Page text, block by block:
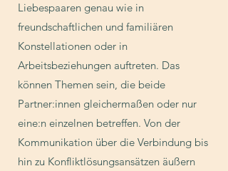
Liebespaaren genau wie in
freundschaftlichen und familiären
Konstellationen oder in
Arbeitsbeziehungen auftreten. Das
können Themen sein, die beide
Partner:innen gleichermaßen oder nur
eine:n einzelnen betreffen. Von der
Kommunikation über die Verbindung bis
hin zu Konfliktlösungsansätzen äußern